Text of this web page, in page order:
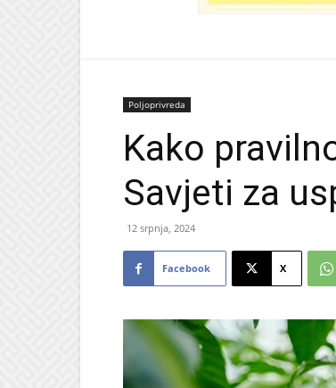
Poljoprivreda
Kako
Savjeti za
12 srpnja, 2024
Facebook X